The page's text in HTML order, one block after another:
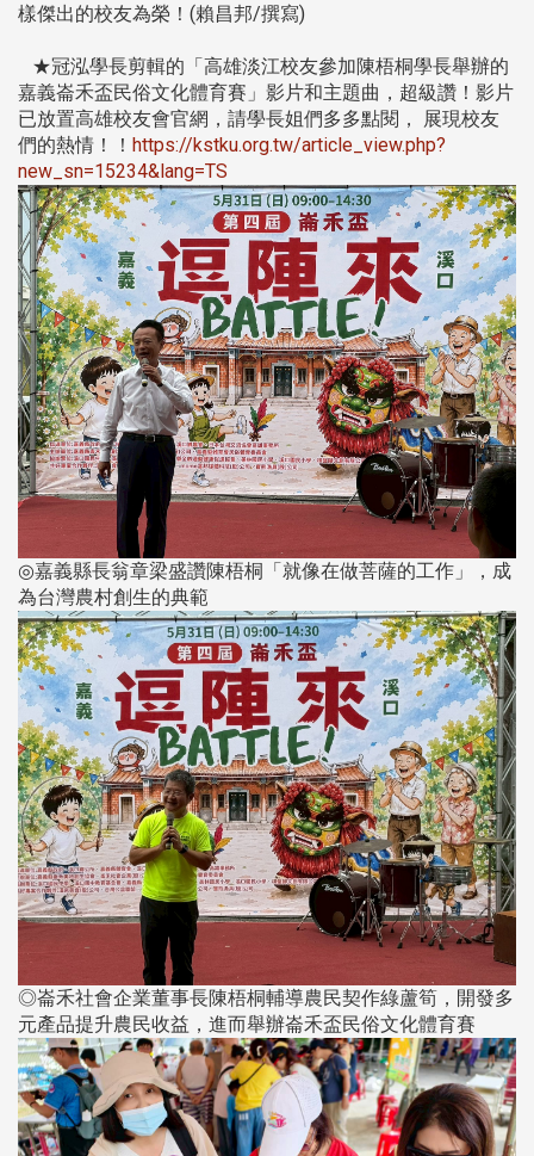
樣傑出的校友為榮！(賴昌邦/撰寫)
★冠泓學長剪輯的「高雄淡江校友參加陳梧桐學長舉辦的
嘉義崙禾盃民俗文化體育賽」影片和主題曲，超級讚！影片
已放置高雄校友會官網，請學長姐們多多點閱， 展現校友
們的熱情！！ https://kstku.org.tw/article_view.php?
new_sn=15234&lang=TS
◎嘉義縣長翁章梁盛讚陳梧桐「就像在做菩薩的工作」，成
為台灣農村創生的典範
◎崙禾社會企業董事長陳梧桐輔導農民契作綠蘆筍，開發多
元產品提升農民收益，進而舉辦崙禾盃民俗文化體育賽